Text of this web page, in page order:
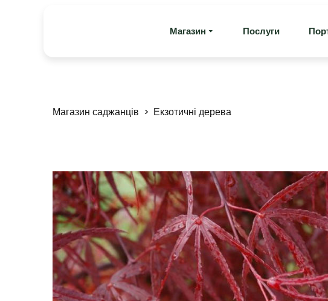
Магазин Послуги
Магазин саджанців Екзотичні дерева